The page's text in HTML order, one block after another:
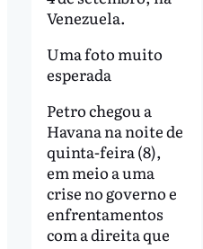
Venezuela.
Uma foto muito
esperada
Petro chegou a
Havana na noite de
quinta-feira (8),
em meio a uma
crise no governo e
enfrentamentos
com a direita que